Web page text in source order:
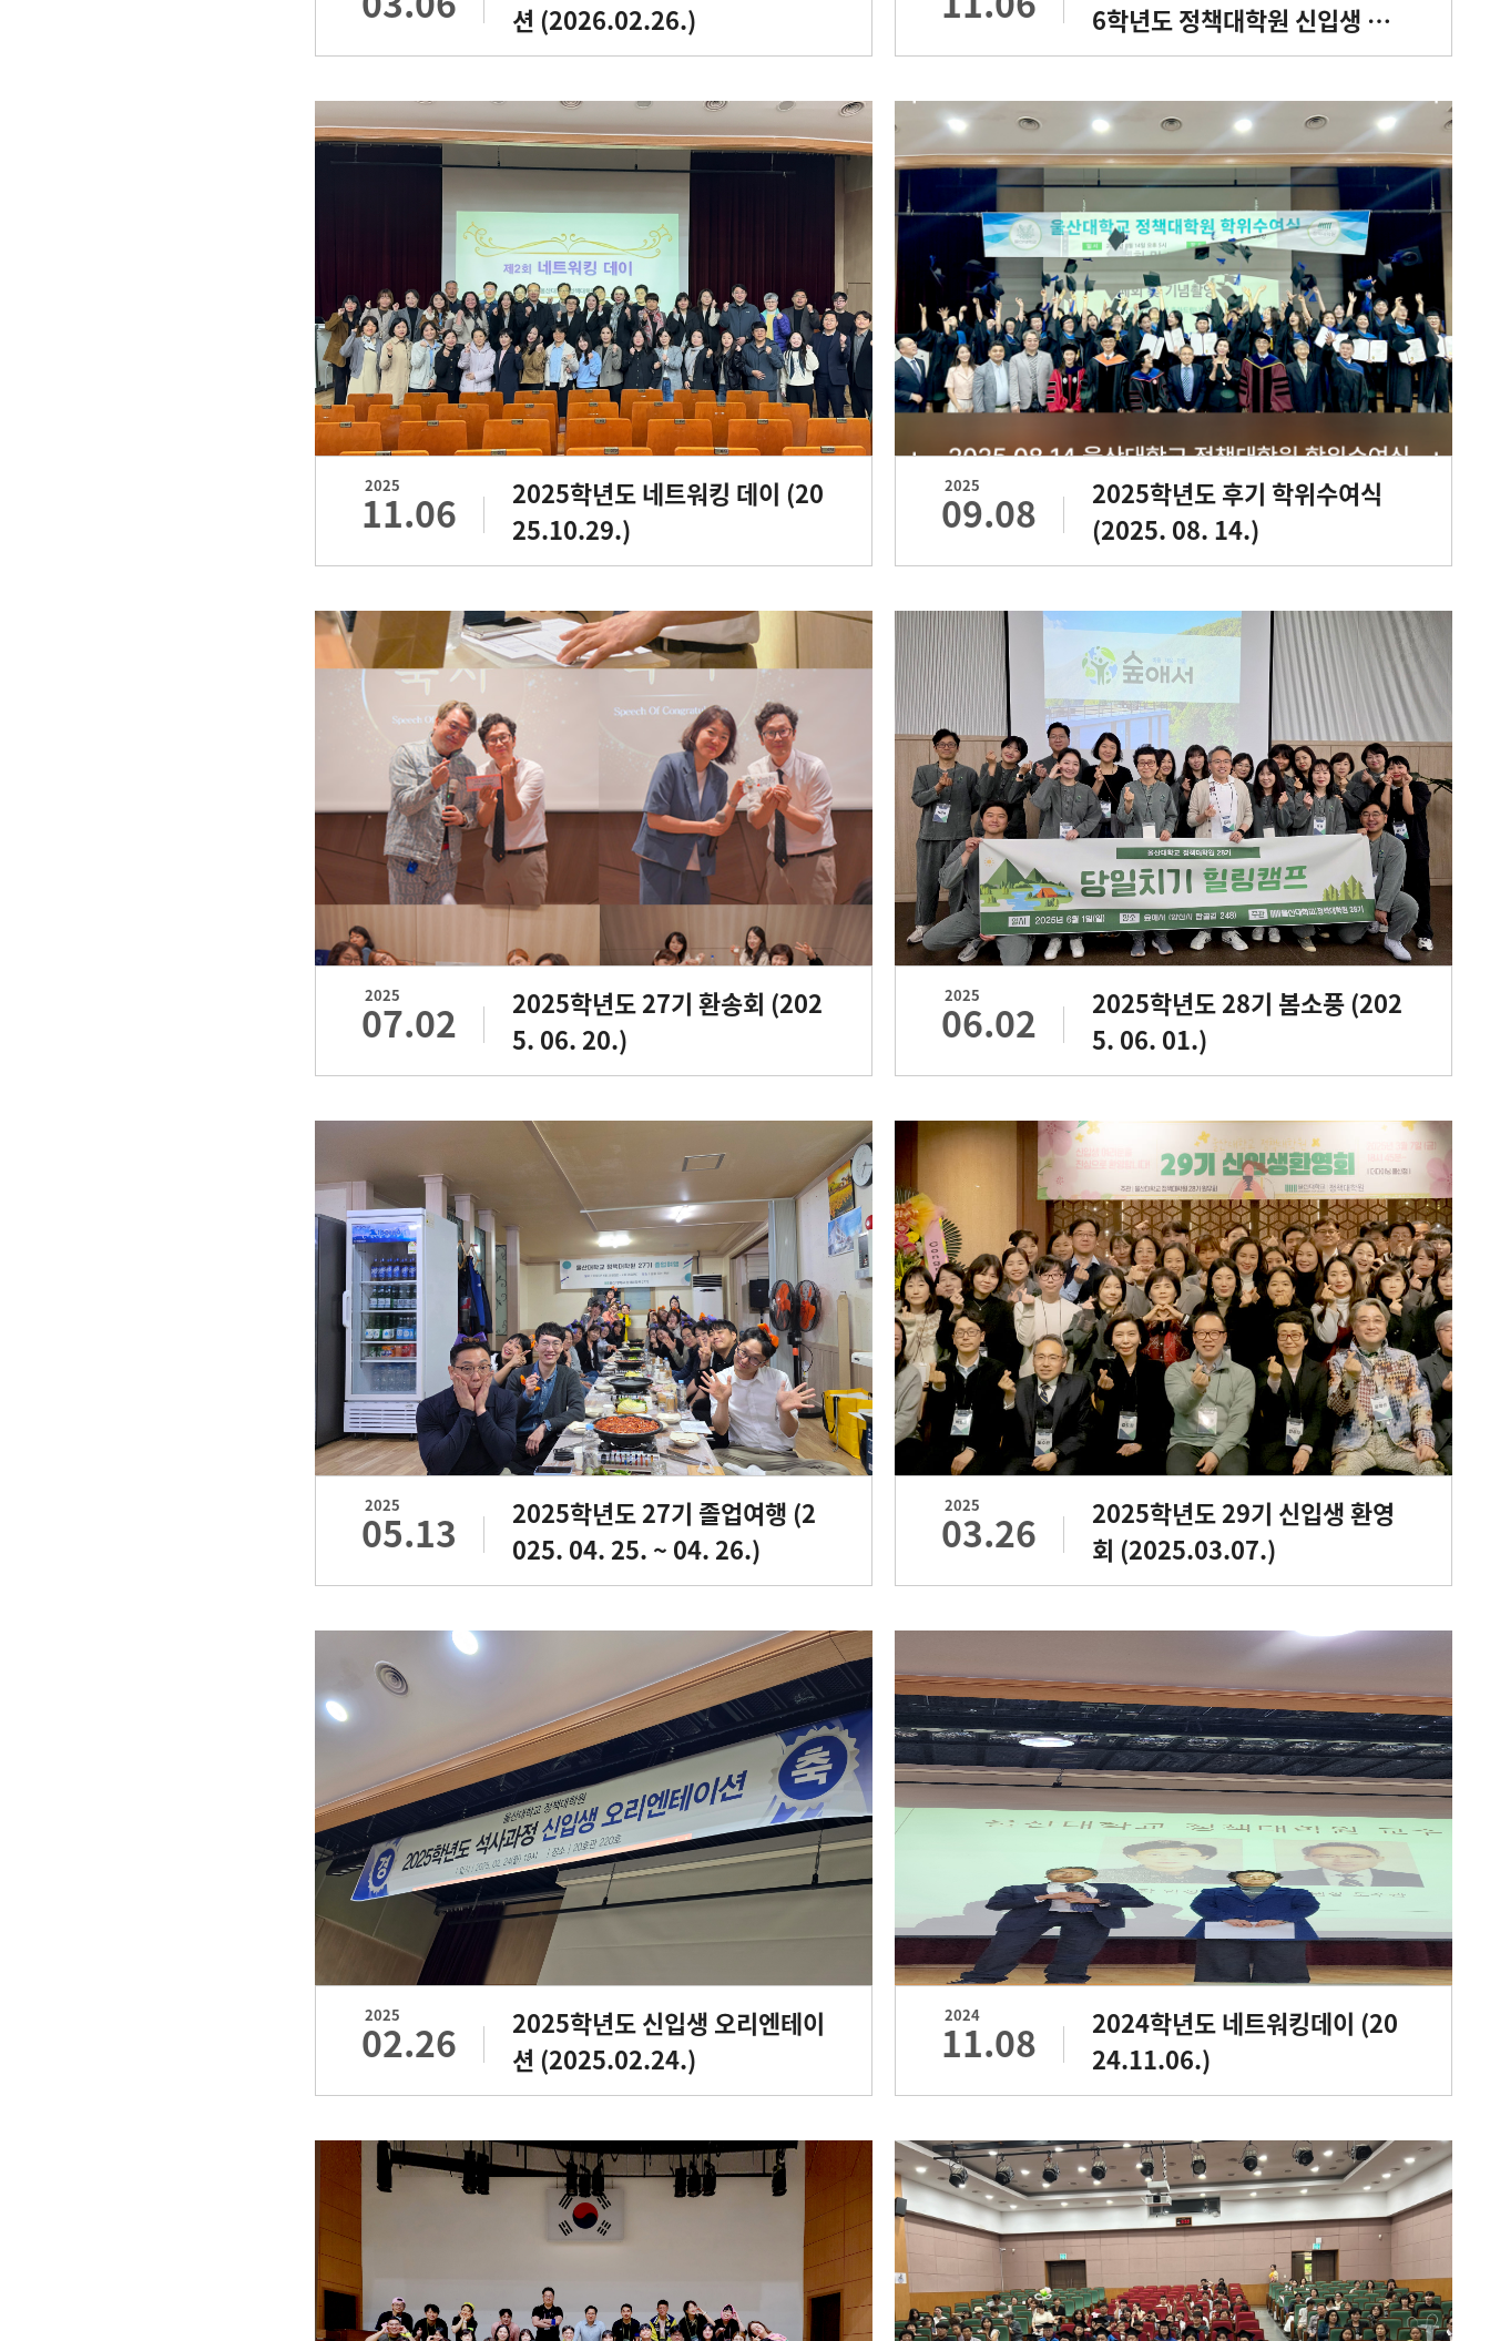
션 (2026.02.26.)
6학년도 정책대학원 신입생 모
집 광고
2025
11.06
2025학년도 네트워킹 데이 (20
25.10.29.)
2025
09.08
2025학년도 후기 학위수여식
(2025. 08. 14.)
2025
07.02
2025학년도 27기 환송회 (202
5. 06. 20.)
2025
06.02
2025학년도 28기 봄소풍 (202
5. 06. 01.)
2025
05.13
2025학년도 27기 졸업여행 (2
025. 04. 25. ~ 04. 26.)
2025
03.26
2025학년도 29기 신입생 환영
회 (2025.03.07.)
2025
02.26
2025학년도 신입생 오리엔테이
션 (2025.02.24.)
2024
11.08
2024학년도 네트워킹데이 (20
24.11.06.)